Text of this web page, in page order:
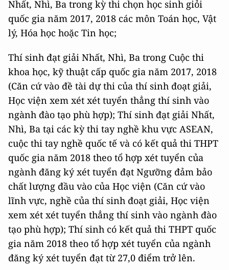
Nhất, Nhì, Ba trong kỳ thi chọn học sinh giỏi
quốc gia năm 2017, 2018 các môn Toán học, Vật
lý, Hóa học hoặc Tin học;
Thí sinh đạt giải Nhất, Nhì, Ba trong Cuộc thi
khoa học, kỹ thuật cấp quốc gia năm 2017, 2018
(Căn cứ vào đề tài dự thi của thí sinh đoạt giải,
Học viện xem xét xét tuyển thẳng thí sinh vào
ngành đào tạo phù hợp); Thí sinh đạt giải Nhất,
Nhì, Ba tại các kỳ thi tay nghề khu vực ASEAN,
cuộc thi tay nghề quốc tế và có kết quả thi THPT
quốc gia năm 2018 theo tổ hợp xét tuyển của
ngành đăng ký xét tuyển đạt Ngưỡng đảm bảo
chất lượng đầu vào của Học viện (Căn cứ vào
lĩnh vực, nghề của thí sinh đoạt giải, Học viện
xem xét xét tuyển thẳng thí sinh vào ngành đào
tạo phù hợp); Thí sinh có kết quả thi THPT quốc
gia năm 2018 theo tổ hợp xét tuyển của ngành
đăng ký xét tuyển đạt từ 27,0 điểm trở lên.